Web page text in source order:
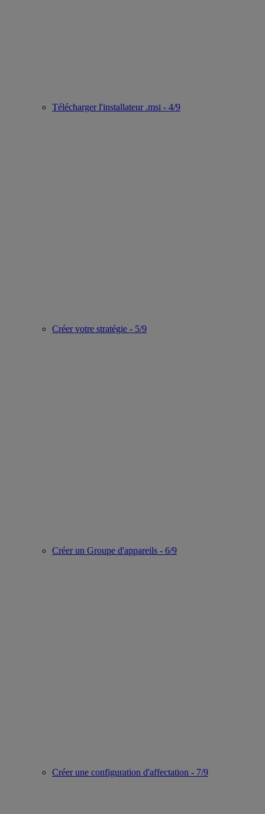
Télécharger l'installateur .msi - 4/9
Créer votre stratégie - 5/9
Créer un Groupe d'appareils - 6/9
Créer une configuration d'affectation - 7/9